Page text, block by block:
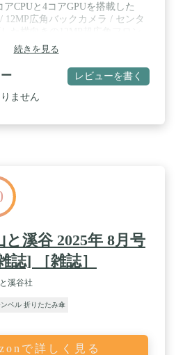
CPUと4コアGPUを搭載した
12MP広角バックカメラ / センタ
認証とApple PayのためのTouch
れるように超高速Wi-Fi 6に対応
のためのUSB-Cコネクタ / あら
ることを楽しむための、一日中
iPadをさらに万能に。生産性を
続きを見る
レビューを書く
ません
と溪谷 2025年 8月号
誌] ［雑誌］
溪谷社
ベル 折りたたみ傘
で詳しく見る